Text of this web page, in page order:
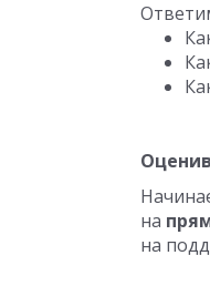
на
на